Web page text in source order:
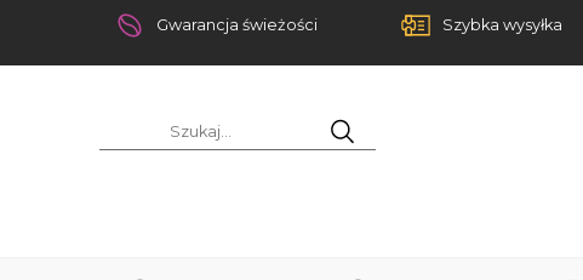
Gwarancja świeżości Szybka wysyłka